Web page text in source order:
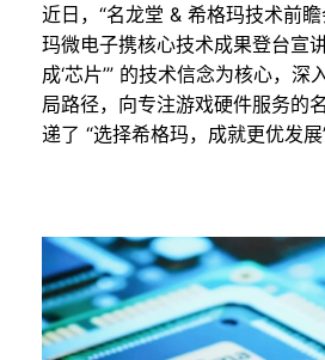
近日，“名龙堂 & 希格玛技术前
玛微电子携核心技术成果登台宣讲
成‘芯片’” 的技术信念为核心，深
局路径，向专注游戏硬件服务的
递了 “选择希格玛，成就更优发展